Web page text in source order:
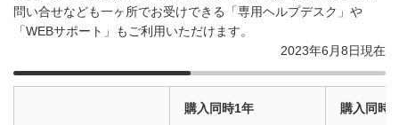
問い合せなども一ヶ所でお受けできる「専用ヘルプデスク」や
「WEBサポート」もご利用いただけます。
2023年6月8日現在
購入同時1年 購入同時